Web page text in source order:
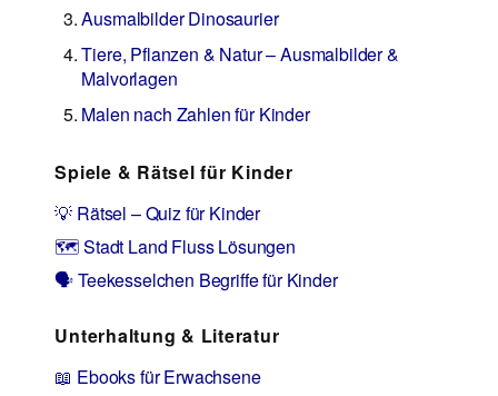
Ausmalbilder Dinosaurier
Tiere, Pflanzen & Natur – Ausmalbilder &
Malvorlagen
Malen nach Zahlen für Kinder
Spiele & Rätsel für Kinder
💡 Rätsel – Quiz für Kinder
🗺️ Stadt Land Fluss Lösungen
🗣️ Teekesselchen Begriffe für Kinder
Unterhaltung & Literatur
📖 Ebooks für Erwachsene